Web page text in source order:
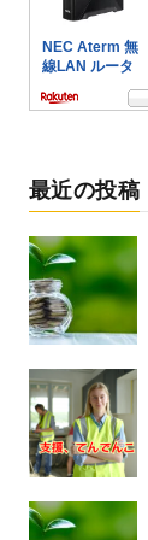
最近の投稿